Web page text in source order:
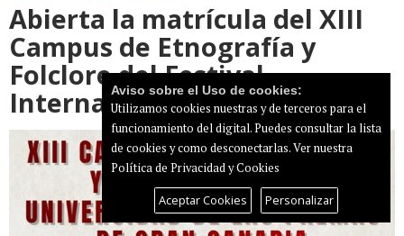
Abierta la matrícula del XIII
Campus de Etnografía y
Folclore del Festival
Internacional de Ingenio
Aviso sobre el Uso de cookies:
Utilizamos cookies nuestras y de terceros para el
funcionamiento del digital. Puedes consultar la lista
de cookies y como desconectarlas.Ver nuestra
Política de Privacidad y Cookies
Aceptar Cookies Personalizar